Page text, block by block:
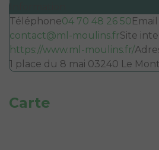
Téléphone04 70 48 26 50Email
contact@ml-moulins.frSite
https://www.ml-moulins.fr/
1 place du 8 mai 03240 Le
Carte